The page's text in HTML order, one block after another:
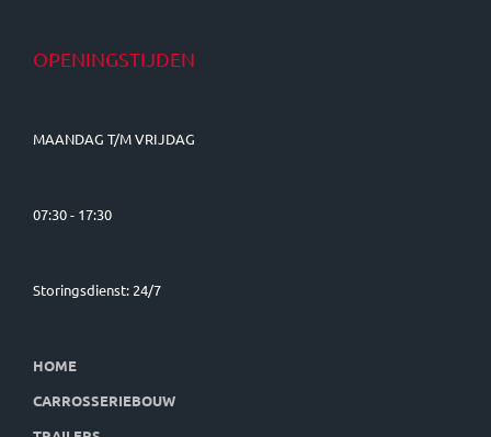
OPENINGSTIJDEN
MAANDAG T/M VRIJDAG
07:30 - 17:30
Storingsdienst: 24/7
HOME
CARROSSERIEBOUW